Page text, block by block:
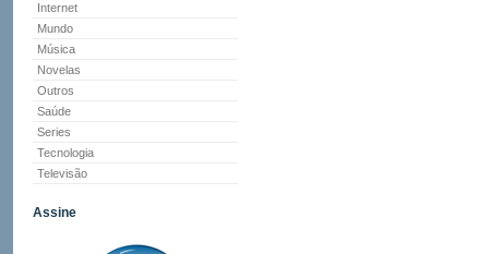
Internet
Mundo
Música
Novelas
Outros
Saúde
Series
Tecnologia
Televisão
Assine